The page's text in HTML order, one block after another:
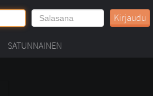
Kirjaudu
SATUNNAINEN